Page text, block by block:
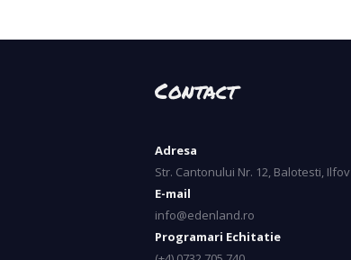
Contact
Adresa
Str. Cantonului Nr. 12, Balotesti, Ilfov
E-mail
info@edenland.ro
Programari Echitatie